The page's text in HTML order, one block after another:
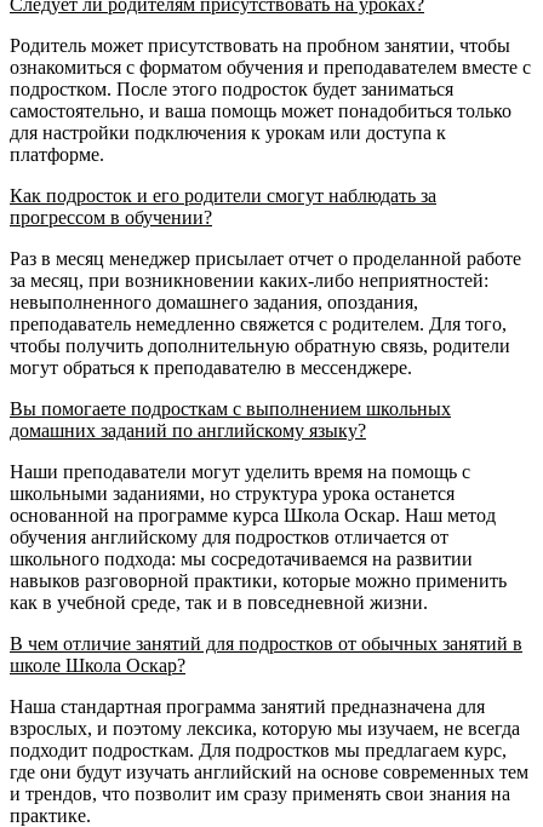
Родитель может присутствовать на пробном занятии, чтобы
ознакомиться с форматом обучения и преподавателем вместе с
подростком. После этого подросток будет заниматься
самостоятельно, и ваша помощь может понадобиться только
для настройки подключения к урокам или доступа к
платформе.
Как подросток и его родители смогут наблюдать за
прогрессом в обучении?
Раз в месяц менеджер присылает отчет о проделанной работе
за месяц, при возникновении каких-либо неприятностей:
невыполненного домашнего задания, опоздания,
преподаватель немедленно свяжется с родителем. Для того,
чтобы получить дополнительную обратную связь, родители
могут обраться к преподавателю в мессенджере.
Вы помогаете подросткам с выполнением школьных
домашних заданий по английскому языку?
Наши преподаватели могут уделить время на помощь с
школьными заданиями, но структура урока останется
основанной на программе курса Школа Оскар. Наш метод
обучения английскому для подростков отличается от
школьного подхода: мы сосредотачиваемся на развитии
навыков разговорной практики, которые можно применить
как в учебной среде, так и в повседневной жизни.
В чем отличие занятий для подростков от обычных занятий в
школе Школа Оскар?
Наша стандартная программа занятий предназначена для
взрослых, и поэтому лексика, которую мы изучаем, не всегда
подходит подросткам. Для подростков мы предлагаем курс,
где они будут изучать английский на основе современных тем
и трендов, что позволит им сразу применять свои знания на
практике.